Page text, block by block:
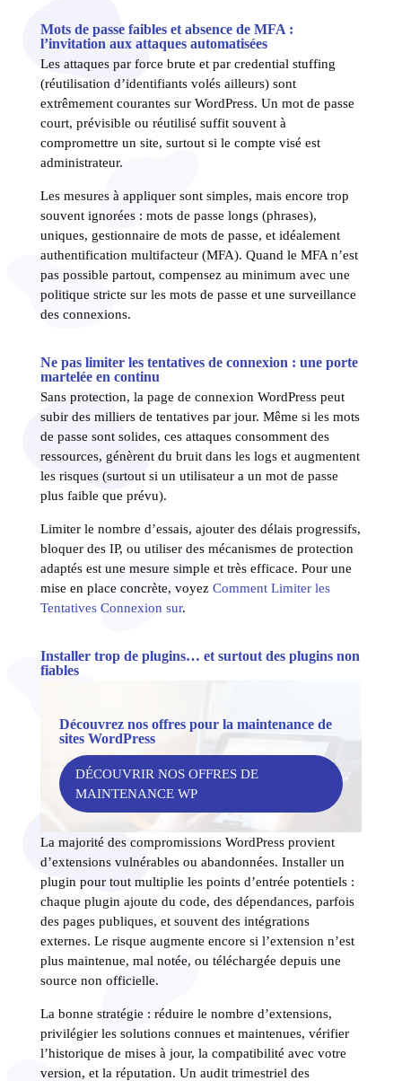
Mots de passe faibles et absence de MFA :
l’invitation aux attaques automatisées
Les attaques par force brute et par credential stuffing
(réutilisation d’identifiants volés ailleurs) sont
extrêmement courantes sur WordPress. Un mot de passe
court, prévisible ou réutilisé suffit souvent à
compromettre un site, surtout si le compte visé est
administrateur.
Les mesures à appliquer sont simples, mais encore trop
souvent ignorées : mots de passe longs (phrases),
uniques, gestionnaire de mots de passe, et idéalement
authentification multifacteur (MFA). Quand le MFA n’est
pas possible partout, compensez au minimum avec une
politique stricte sur les mots de passe et une surveillance
des connexions.
Ne pas limiter les tentatives de connexion : une porte
martelée en continu
Sans protection, la page de connexion WordPress peut
subir des milliers de tentatives par jour. Même si les mots
de passe sont solides, ces attaques consomment des
ressources, génèrent du bruit dans les logs et augmentent
les risques (surtout si un utilisateur a un mot de passe
plus faible que prévu).
Limiter le nombre d’essais, ajouter des délais progressifs,
bloquer des IP, ou utiliser des mécanismes de protection
adaptés est une mesure simple et très efficace. Pour une
mise en place concrète, voyez Comment Limiter les
Tentatives Connexion sur.
Installer trop de plugins… et surtout des plugins non
fiables
Découvrez nos offres pour la maintenance de
sites WordPress
DÉCOUVRIR NOS OFFRES DE
MAINTENANCE WP
La majorité des compromissions WordPress provient
d’extensions vulnérables ou abandonnées. Installer un
plugin pour tout multiplie les points d’entrée potentiels :
chaque plugin ajoute du code, des dépendances, parfois
des pages publiques, et souvent des intégrations
externes. Le risque augmente encore si l’extension n’est
plus maintenue, mal notée, ou téléchargée depuis une
source non officielle.
La bonne stratégie : réduire le nombre d’extensions,
privilégier les solutions connues et maintenues, vérifier
l’historique de mises à jour, la compatibilité avec votre
version, et la réputation. Un audit trimestriel des